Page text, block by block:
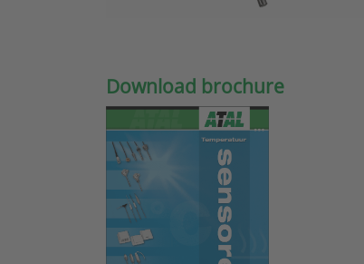
Download brochure